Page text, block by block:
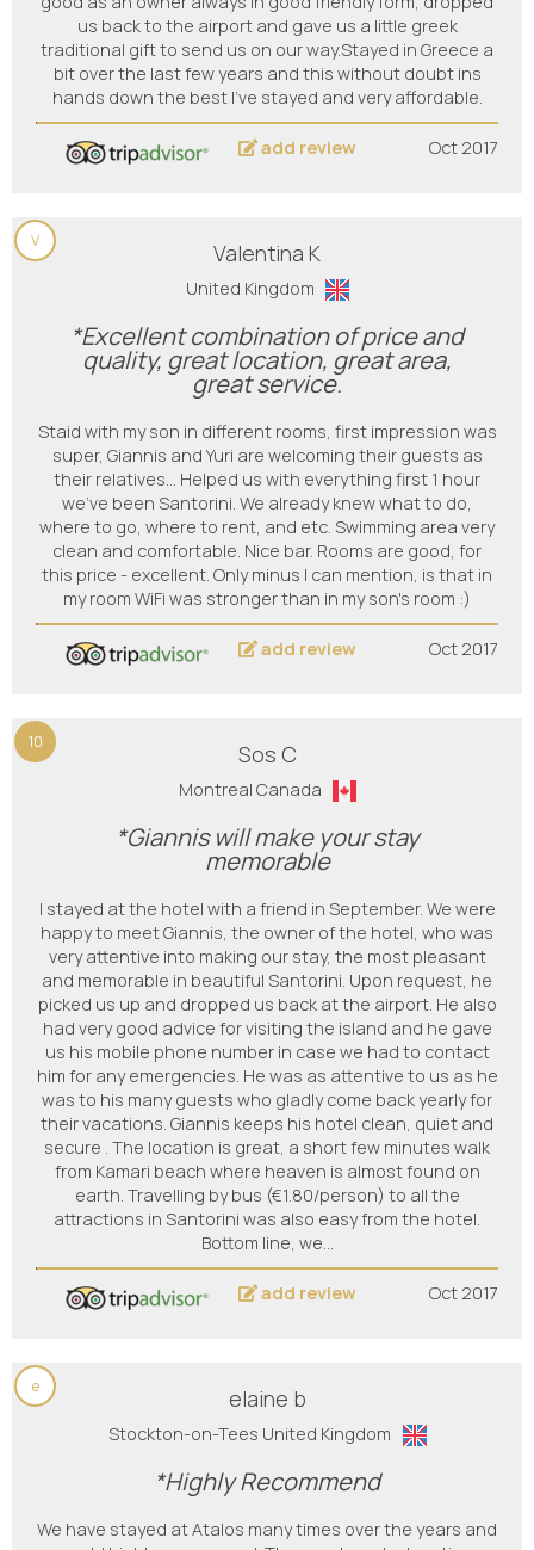
us back to the airport and gave us a little greek
traditional gift to send us on our way.Stayed in Greece a
bit over the last few years and this without doubt ins
hands down the best I've stayed and very affordable.
add review Oct 2017
V Valentina K
United Kingdom
*Excellent combination of price and
quality, great location, great area,
great service.
Staid with my son in different rooms, first impression was
super, Giannis and Yuri are welcoming their guests as
their relatives... Helped us with everything first 1 hour
we've been Santorini. We already knew what to do,
where to go, where to rent, and etc. Swimming area very
clean and comfortable. Nice bar. Rooms are good, for
this price - excellent. Only minus I can mention, is that in
my room WiFi was stronger than in my son's room :)
add review Oct 2017
10 Sos C
Montreal Canada
*Giannis will make your stay
memorable
I stayed at the hotel with a friend in September. We were
happy to meet Giannis, the owner of the hotel, who was
very attentive into making our stay, the most pleasant
and memorable in beautiful Santorini. Upon request, he
picked us up and dropped us back at the airport. He also
had very good advice for visiting the island and he gave
us his mobile phone number in case we had to contact
him for any emergencies. He was as attentive to us as he
was to his many guests who gladly come back yearly for
their vacations. Giannis keeps his hotel clean, quiet and
secure . The location is great, a short few minutes walk
from Kamari beach where heaven is almost found on
earth. Travelling by bus (€1.80/person) to all the
attractions in Santorini was also easy from the hotel.
Bottom line, we…
add review Oct 2017
e elaine b
Stockton-on-Tees United Kingdom
*Highly Recommend
We have stayed at Atalos many times over the years and